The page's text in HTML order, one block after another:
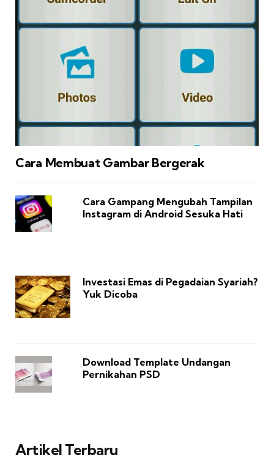
Cara Membuat Gambar Bergerak
Cara Gampang Mengubah Tampilan
Instagram di Android Sesuka Hati
Investasi Emas di Pegadaian Syariah?
Yuk Dicoba
Download Template Undangan
Pernikahan PSD
Artikel Terbaru